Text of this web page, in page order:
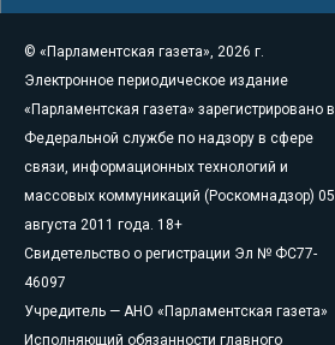
© «Парламентская газета», 2026 г.
Электронное периодическое издание
«Парламентская газета» зарегистрировано в
Федеральной службе по надзору в сфере
связи, информационных технологий и
массовых коммуникаций (Роскомнадзор) 05
августа 2011 года. 18+
Свидетельство о регистрации Эл № ФС77-
46097
Учредитель — АНО «Парламентская газета»
Исполняющий обязанности главного